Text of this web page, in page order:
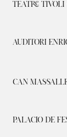
TEATRE TÍVOLI
AUDITORI
CAN
PALACIO DE